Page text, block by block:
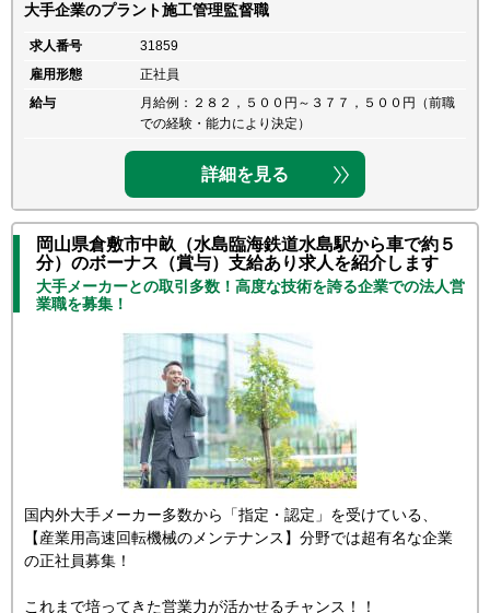
大手企業のプラント施工管理監督職
求人番号
31859
雇用形態
正社員
給与
月給例：２８２，５００円～３７７，５００円（前職
での経験・能力により決定）
詳細を見る
岡山県倉敷市中畝（水島臨海鉄道水島駅から車で約５
分）のボーナス（賞与）支給あり求人を紹介します
大手メーカーとの取引多数！高度な技術を誇る企業での法人営
業職を募集！
国内外大手メーカー多数から「指定・認定」を受けている、
【産業用高速回転機械のメンテナンス】分野では超有名な企業
の正社員募集！
これまで培ってきた営業力が活かせるチャンス！！